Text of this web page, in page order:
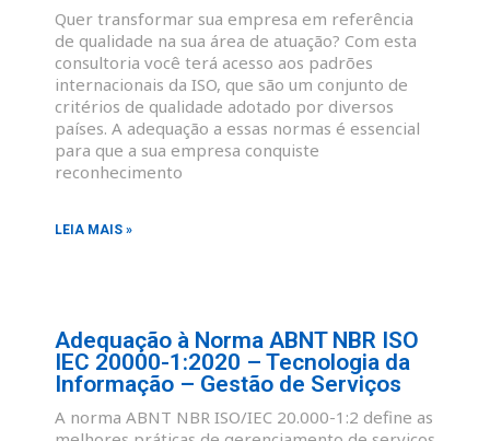
Quer transformar sua empresa em referência
de qualidade na sua área de atuação? Com esta
consultoria você terá acesso aos padrões
internacionais da ISO, que são um conjunto de
critérios de qualidade adotado por diversos
países. A adequação a essas normas é essencial
para que a sua empresa conquiste
reconhecimento
LEIA MAIS »
Adequação à Norma ABNT NBR ISO
IEC 20000-1:2020 – Tecnologia da
Informação – Gestão de Serviços
A norma ABNT NBR ISO/IEC 20.000-1:2 define as